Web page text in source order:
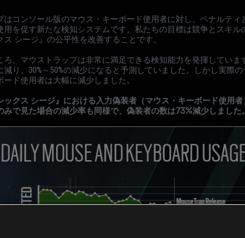
はコンソール版のマウス・キーボード使用者に対し、ペナルテ
用を促す新たな検知システムです。私たちの目標は競争とスキ
ス シージ』の公平性を改善することです。
ろ、マウストラップは非常に満足できる検知能力を発揮してい
減り、30%～50%の減少になると予測していました。しかし実際
ード使用者は大幅に減少しました。
ックス シージ』における入力偽装者（マウス・キーボード使用
みで見た場合の減少率も同様で、偽装者の数は73%減少しました。